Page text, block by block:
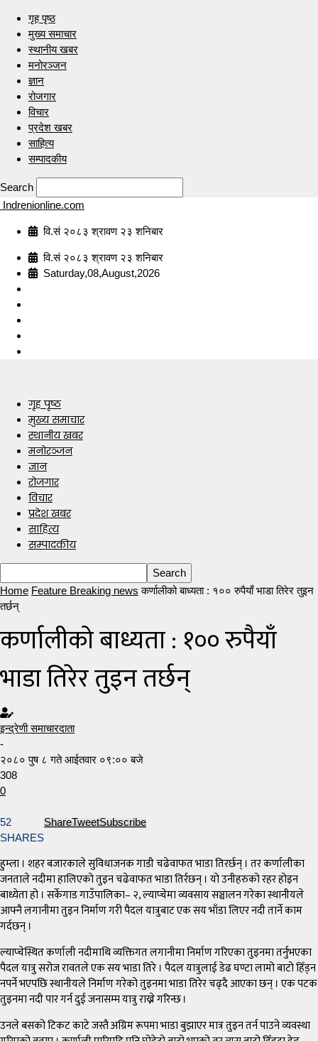
गृह पृष्ठ
मुख्य समाचार
स्थानीय खबर
मनोरञ्जन
ज्ञान
रोजगार
विचार
प्रदेश खबर
साहित्य
सम्पादकीय
Search
Indrenionline.com
वि.सं २०८३ श्रावण २३ शनिबार
वि.सं २०८३ श्रावण २३ शनिबार
Saturday,08,August,2026
गृह पृष्ठ
मुख्य समाचार
स्थानीय खबर
मनोरञ्जन
ज्ञान
रोजगार
विचार
प्रदेश खबर
साहित्य
सम्पादकीय
Home Feature Breaking news कर्णालीको बाध्यता : १०० रुपैयाँ भाडा तिरेर तुइन
तर्छन्
कर्णालीको बाध्यता : १०० रुपैयाँ
भाडा तिरेर तुइन तर्छन्
इन्द्रेणी समाचारदाता
-
२०८० पुष ८ गते आईतवार ०९:०० बजे
308
0
52
SHARES
ShareTweetSubscribe
हुम्ला । शहर बजारकाले सुविधाजनक गाडी चढेवाफत भाडा तिरर्छन् । तर कर्णालीका
जनताले नदीमा हालिएको तुइन चढेवाफत भाडा तिर्रछन् । यो उनीहरुको रहर होइन
बाध्येता हो । सर्केगाड गाउँपालिका– २, ल्याप्चेमा व्यवसाय सञ्चालन गरेका स्थानीयले
आफ्नै लगानीमा तुइन निर्माण गरी पैदल यात्रुबाट एक सय भाँडा लिएर नदी तार्ने काम
गर्दछन् ।
ल्याप्चेस्थित कर्णाली नदीमाथि व्यक्तिगत लगानीमा निर्माण गरिएका तुइनमा तर्नुभएका
पैदल यात्रु सरोज रावतले एक सय भाडा तिरे । पैदल यात्रुलाई डेढ घण्टा लामो बाटो हिँड्न
नपर्ने भएपछि स्थानीयले निर्माण गरेको तुइनमा भाडा तिरेर चढ्दै आएका छन् । एक पटक
तुइनमा नदी पार गर्न दुई जनासम्म यात्रु राख्ने गरिन्छ ।
उनले बसको टिकट काटे जस्तै अग्रिम रूपमा भाडा बुझाएर मात्र तुइन तर्न पाउने व्यवस्था